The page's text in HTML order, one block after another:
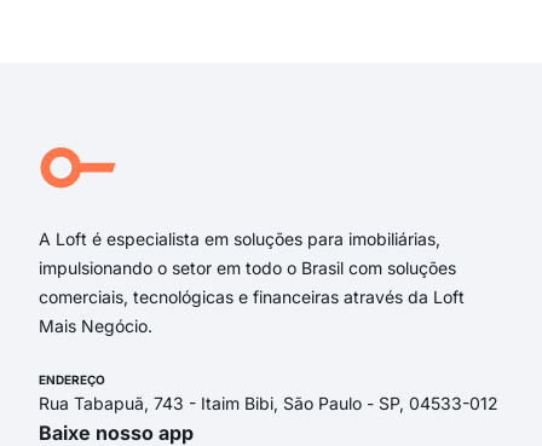
A Loft é especialista em soluções para imobiliárias,
impulsionando o setor em todo o Brasil com soluções
comerciais, tecnológicas e financeiras através da Loft
Mais Negócio.
ENDEREÇO
Rua Tabapuã, 743 - Itaim Bibi, São Paulo - SP, 04533-012
Baixe nosso app